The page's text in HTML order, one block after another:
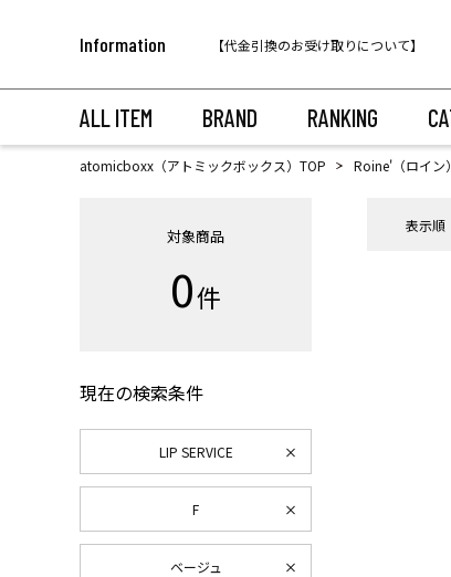
Information
【代金引換のお受け取りについて】
ALL ITEM BRAND RANKING
atomicboxx（アトミックボックス）TOP Roine'（ロイン）
表示順
対象商品
0件
現在の検索条件
LIP SERVICE
F
ベージュ